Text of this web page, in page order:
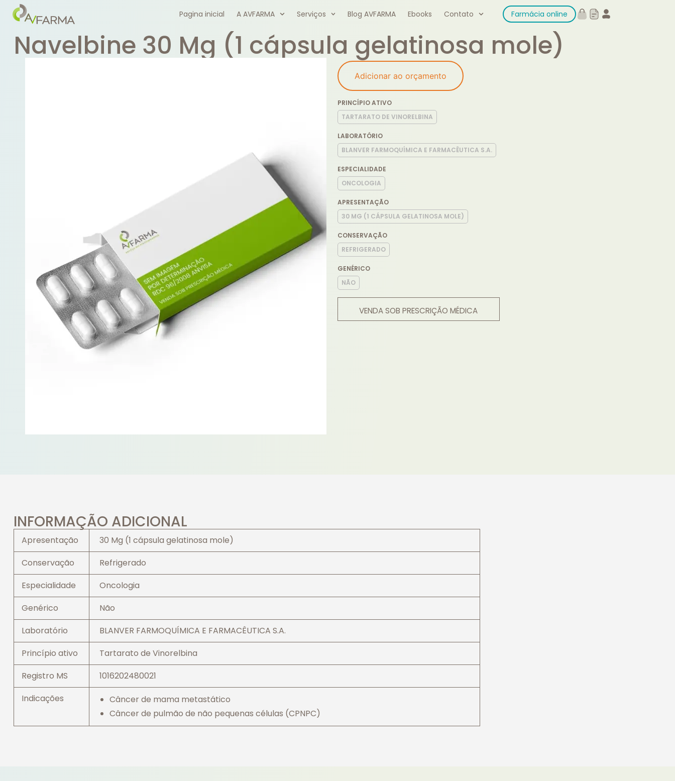
Pagina inicial A AVFARMA Serviços Blog AVFARMA Ebooks Contato Farmácia online
Navelbine 30 Mg (1 cápsula gelatinosa mole)
Adicionar ao orçamento
PRINCÍPIO ATIVO
TARTARATO DE VINORELBINA
LABORATÓRIO
BLANVER FARMOQUÍMICA E FARMACÊUTICA S.A.
ESPECIALIDADE
ONCOLOGIA
APRESENTAÇÃO
30 MG (1 CÁPSULA GELATINOSA MOLE)
CONSERVAÇÃO
REFRIGERADO
GENÉRICO
NÃO
VENDA SOB PRESCRIÇÃO MÉDICA
INFORMAÇÃO ADICIONAL
Apresentação
30 Mg (1 cápsula gelatinosa mole)
Conservação
Refrigerado
Especialidade
Oncologia
Genérico
Não
Laboratório
BLANVER FARMOQUÍMICA E FARMACÊUTICA S.A.
Princípio ativo
Tartarato de Vinorelbina
Registro MS
1016202480021
Indicações
Câncer de mama metastático
Câncer de pulmão de não pequenas células (CPNPC)